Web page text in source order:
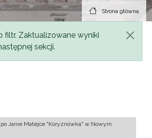
Strona główna
filtr. Zaktualizowane wyniki
sekcji.
Janie Matejce "Koryznówka" w Nowym